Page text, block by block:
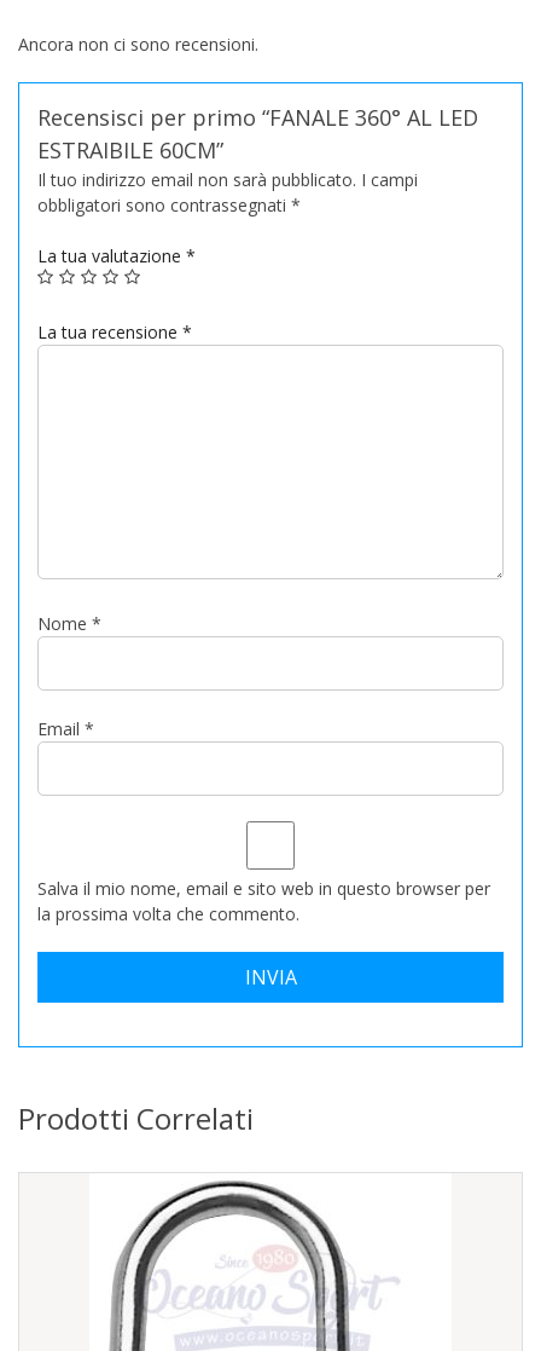
Ancora non ci sono recensioni.
Recensisci per primo “FANALE 360° AL LED
ESTRAIBILE 60CM”
Il tuo indirizzo email non sarà pubblicato. I campi
obbligatori sono contrassegnati *
La tua valutazione *
La tua recensione *
Nome *
Email *
Salva il mio nome, email e sito web in questo browser per
la prossima volta che commento.
Prodotti Correlati